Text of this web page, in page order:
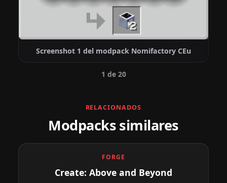
Screenshot 1 del modpack Nomifactory CEu
1 de 20
RELACIONADOS
Modpacks similares
FORGE
Create: Above and Beyond